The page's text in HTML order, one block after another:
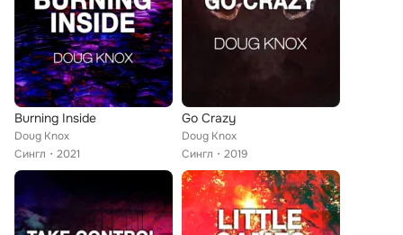
Burning Inside
Doug Knox
Сингл
2021
Go Crazy
Doug Knox
Сингл
2019